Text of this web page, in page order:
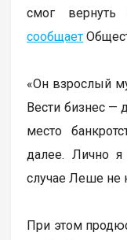
смог вернуть
сообщает
«Он взрослый
Вести бизнес —
место
далее. Лично
случае Леше не
При этом